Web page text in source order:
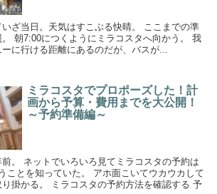
ざ当日。天気はすこぶる快晴。 ここまでの準
朝7:00につくようにミラコスタへ向かう。 我
に行ける距離にあるのだが、バスが...
ミラコスタでプロポーズした！計
画から予算・費用までを大公開！
～予約準備編～
。 ネットでいろいろ見てミラコスタの予約は
ことを知っていた。 アホ面こいてウカウカして
掛かる。 ミラコスタの予約方法を確認する 予